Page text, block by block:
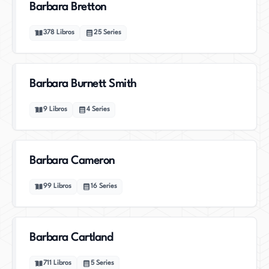
Barbara Bretton
378 Libros 25 Series
Barbara Burnett Smith
9 Libros 4 Series
Barbara Cameron
99 Libros 16 Series
Barbara Cartland
711 Libros 5 Series